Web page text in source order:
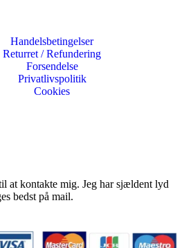
Handelsbetingelser
Returret / Refundering
Forsendelse
Privatlivspolitik
Cookies
at kontakte mig. Jeg har sjældent lyd
bedst på mail.